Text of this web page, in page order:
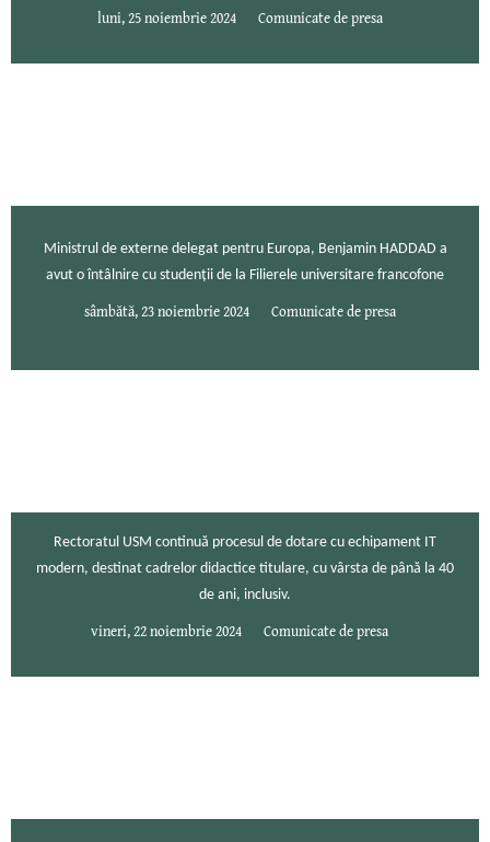
luni, 25 noiembrie 2024 Comunicate de presa
Ministrul de externe delegat pentru Europa, Benjamin HADDAD a
avut o întâlnire cu studenții de la Filierele universitare francofone
sâmbătă, 23 noiembrie 2024 Comunicate de presa
Rectoratul USM continuă procesul de dotare cu echipament IT
modern, destinat cadrelor didactice titulare, cu vârsta de până la 40
de ani, inclusiv.
vineri, 22 noiembrie 2024 Comunicate de presa